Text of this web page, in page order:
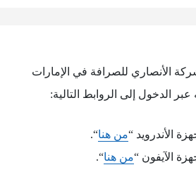
الأنصاري للصرافة في الإمارات
الدخول إلى الروابط التالية:
الأندرويد “من هنا“.
الآيفون “من هنا“.